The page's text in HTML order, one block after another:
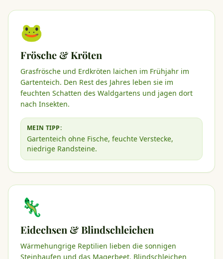
🐸
Frösche & Kröten
Grasfrösche und Erdkröten laichen im Frühjahr im
Gartenteich. Den Rest des Jahres leben sie im
feuchten Schatten des Waldgartens und jagen dort
nach Insekten.
MEIN TIPP:
Gartenteich ohne Fische, feuchte Verstecke,
niedrige Randsteine.
🦎
Eidechsen & Blindschleichen
Wärmehungrige Reptilien lieben die sonnigen
Steinhaufen und das Magerbeet. Blindschleichen